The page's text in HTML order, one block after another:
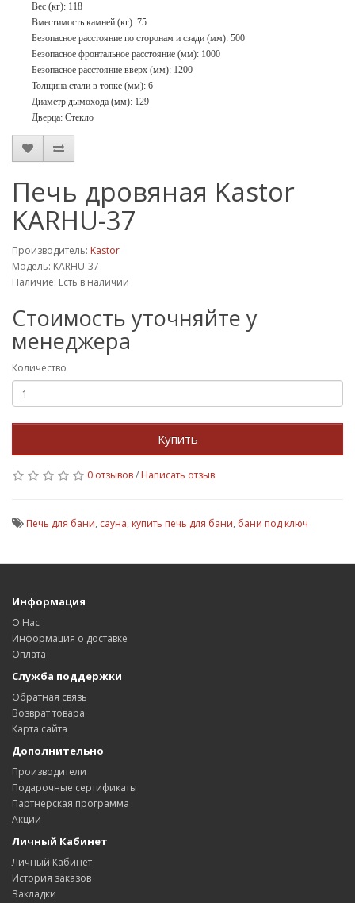
Вес (кг): 118
Вместимость камней (кг): 75
Безопасное расстояние по сторонам и сзади (мм): 500
Безопасное фронтальное расстояние (мм): 1000
Безопасное расстояние вверх (мм): 1200
Толщина стали в топке (мм): 6
Диаметр дымохода (мм): 129
Дверца: Стекло
Печь дровяная Kastor
KARHU-37
Производитель: Kastor
Модель: KARHU-37
Наличие: Есть в наличии
Стоимость уточняйте у
менеджера
Количество
Купить
0 отзывов/ Написать отзыв
Печь для бани, сауна, купить печь для бани, бани под ключ
Информация
О Нас
Информация о доставке
Оплата
Служба поддержки
Обратная связь
Возврат товара
Карта сайта
Дополнительно
Производители
Подарочные сертификаты
Партнерская программа
Акции
Личный Кабинет
Личный Кабинет
История заказов
Закладки